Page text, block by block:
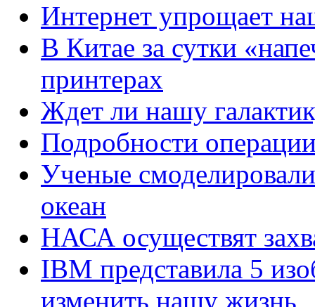
Интернет упрощает
В Китае за сутки
принтерах
Ждет ли нашу
Подробности
Ученые
океан
НАСА осуществят
IBM представила 5
изменить нашу жизнь